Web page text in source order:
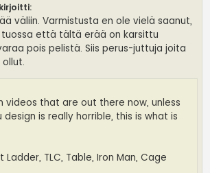
väliin. Varmistusta en ole vielä saanut,
tuossa että tältä erää on karsittu
pois pelistä. Siis perus-juttuja joita
videos that are out there now, unless
design is really horrible, this is what is
Ladder, TLC, Table, Iron Man, Cage